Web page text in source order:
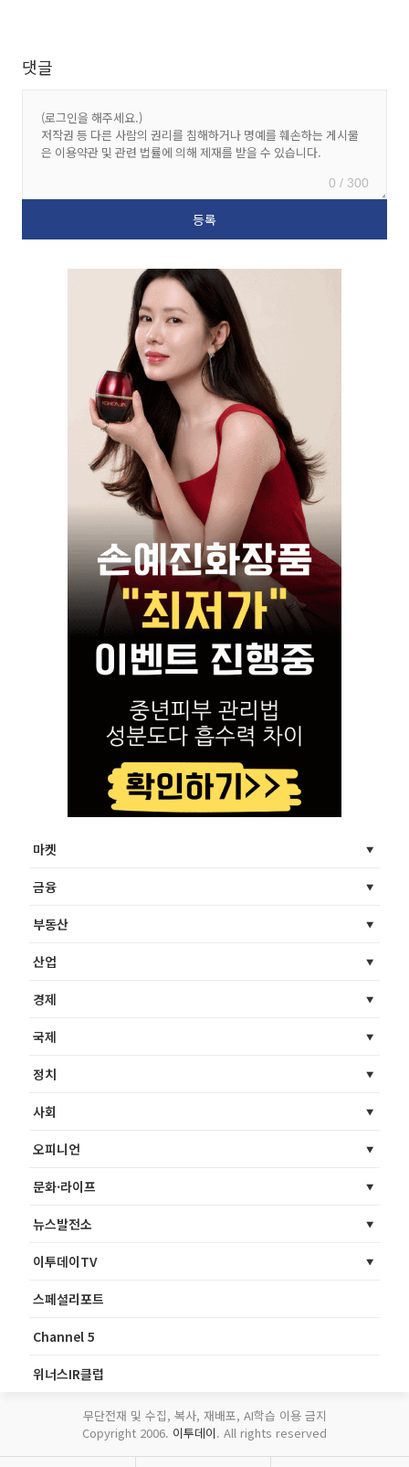
댓글
0 / 300
마켓
금융
부동산
산업
경제
국제
정치
사회
오피니언
문화·라이프
뉴스발전소
이투데이TV
스페셜리포트
Channel 5
위너스IR클럽
무단전재 및 수집, 복사, 재배포, AI학습 이용 금지
Copyright 2006. 이투데이. All rights reserved